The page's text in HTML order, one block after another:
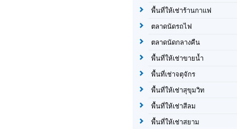
พื้นที่ให้เช่าร้านกาแฟ
ตลาดนัดรถไฟ
ตลาดนัดกลางคืน
พื้นที่ให้เช่าขายน้ำ
พื้นที่เช่าจตุจักร
พื้นที่ให้เช่าสุขุมวิท
พื้นที่ให้เช่าสีลม
พื้นที่ให้เช่าสยาม